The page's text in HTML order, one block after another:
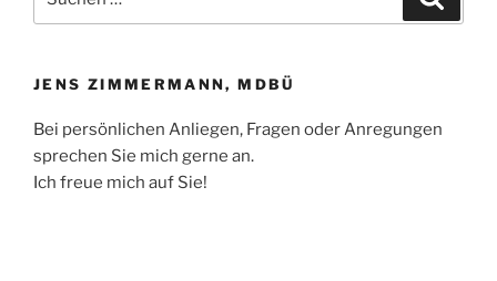
nach:
JENS ZIMMERMANN, MDBÜ
Bei persönlichen Anliegen, Fragen oder Anregungen
sprechen Sie mich gerne an.
Ich freue mich auf Sie!